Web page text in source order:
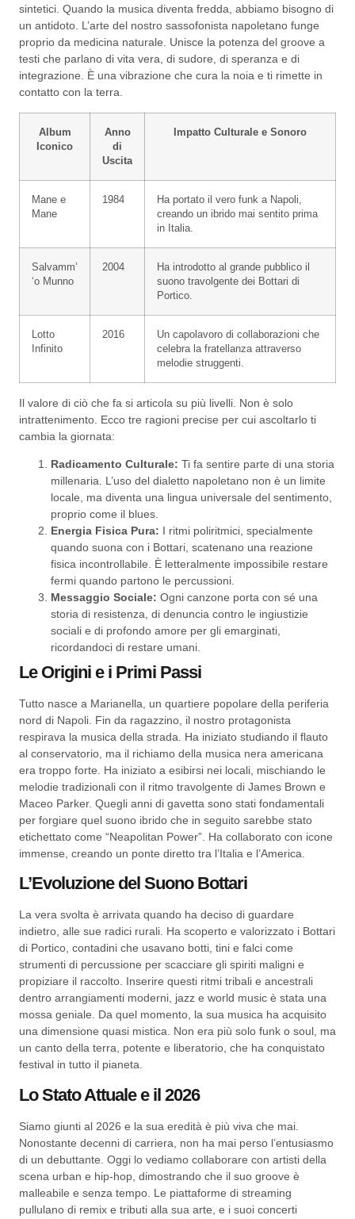
sintetici. Quando la musica diventa fredda, abbiamo bisogno di
un antidoto. L’arte del nostro sassofonista napoletano funge
proprio da medicina naturale. Unisce la potenza del groove a
testi che parlano di vita vera, di sudore, di speranza e di
integrazione. È una vibrazione che cura la noia e ti rimette in
contatto con la terra.
Album
Iconico
Anno
di
Uscita
Impatto Culturale e Sonoro
Mane e
Mane
1984
Ha portato il vero funk a Napoli,
creando un ibrido mai sentito prima
in Italia.
Salvamm’
‘o Munno
2004
Ha introdotto al grande pubblico il
suono travolgente dei Bottari di
Portico.
Lotto
Infinito
2016
Un capolavoro di collaborazioni che
celebra la fratellanza attraverso
melodie struggenti.
Il valore di ciò che fa si articola su più livelli. Non è solo
intrattenimento. Ecco tre ragioni precise per cui ascoltarlo ti
cambia la giornata:
Radicamento Culturale: Ti fa sentire parte di una storia
millenaria. L’uso del dialetto napoletano non è un limite
locale, ma diventa una lingua universale del sentimento,
proprio come il blues.
Energia Fisica Pura: I ritmi poliritmici, specialmente
quando suona con i Bottari, scatenano una reazione
fisica incontrollabile. È letteralmente impossibile restare
fermi quando partono le percussioni.
Messaggio Sociale: Ogni canzone porta con sé una
storia di resistenza, di denuncia contro le ingiustizie
sociali e di profondo amore per gli emarginati,
ricordandoci di restare umani.
Le Origini e i Primi Passi
Tutto nasce a Marianella, un quartiere popolare della periferia
nord di Napoli. Fin da ragazzino, il nostro protagonista
respirava la musica della strada. Ha iniziato studiando il flauto
al conservatorio, ma il richiamo della musica nera americana
era troppo forte. Ha iniziato a esibirsi nei locali, mischiando le
melodie tradizionali con il ritmo travolgente di James Brown e
Maceo Parker. Quegli anni di gavetta sono stati fondamentali
per forgiare quel suono ibrido che in seguito sarebbe stato
etichettato come “Neapolitan Power”. Ha collaborato con icone
immense, creando un ponte diretto tra l’Italia e l’America.
L’Evoluzione del Suono Bottari
La vera svolta è arrivata quando ha deciso di guardare
indietro, alle sue radici rurali. Ha scoperto e valorizzato i Bottari
di Portico, contadini che usavano botti, tini e falci come
strumenti di percussione per scacciare gli spiriti maligni e
propiziare il raccolto. Inserire questi ritmi tribali e ancestrali
dentro arrangiamenti moderni, jazz e world music è stata una
mossa geniale. Da quel momento, la sua musica ha acquisito
una dimensione quasi mistica. Non era più solo funk o soul, ma
un canto della terra, potente e liberatorio, che ha conquistato
festival in tutto il pianeta.
Lo Stato Attuale e il 2026
Siamo giunti al 2026 e la sua eredità è più viva che mai.
Nonostante decenni di carriera, non ha mai perso l’entusiasmo
di un debuttante. Oggi lo vediamo collaborare con artisti della
scena urban e hip-hop, dimostrando che il suo groove è
malleabile e senza tempo. Le piattaforme di streaming
pullulano di remix e tributi alla sua arte, e i suoi concerti